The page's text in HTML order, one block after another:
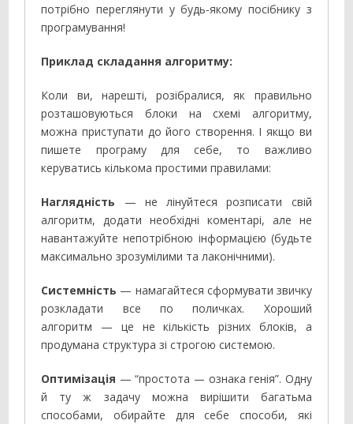
потрібно переглянути у будь-якому посібнику з
програмування!
Приклад складання алгоритму:
Коли ви, нарешті, розібралися, як правильно
розташовуються блоки на схемі алгоритму,
можна приступати до його створення. І якщо ви
пишете програму для себе, то важливо
керуватись кількома простими правилами:
Наглядність — не лінуйтеся розписати свій
алгоритм, додати необхідні коментарі, але не
навантажуйте непотрібною інформацією (будьте
максимально зрозумілими та лаконічними).
Системність — намагайтеся сформувати звичку
розкладати все по поличках. Хороший
алгоритм — це не кількість різних блоків, а
продумана структура зі строгою системою.
Оптимізація — “простота — ознака генія”. Одну
й ту ж задачу можна вирішити багатьма
способами, обирайте для себе способи, які